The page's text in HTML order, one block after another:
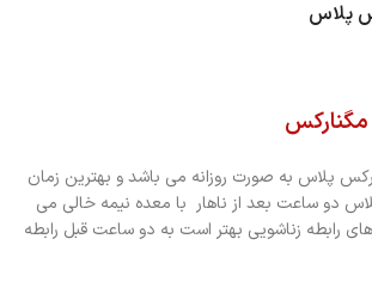
پلاس به صورت روزانه می باشد و بهترین زمان
دو ساعت بعد از ناهار با معده نیمه خالی می
رابطه زناشویی بهتر است به دو ساعت قبل رابطه